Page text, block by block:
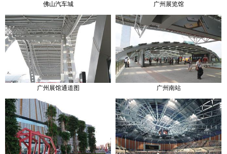
佛山汽车城 广州展览馆
广州展馆通道图 广州南站